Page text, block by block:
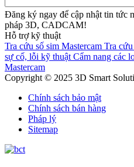
Đăng ký ngay để cập nhật tin tức
pháp 3D, CADCAM!
Hỗ trợ kỹ thuật
Tra cứu số sim Mastercam Tra
sự cố, lỗi kỹ thuật Cẩm nang các
Mastercam
Copyright © 2025 3D Smart
Chính sách bảo mật
Chính sách bán hàng
Pháp lý
Sitemap